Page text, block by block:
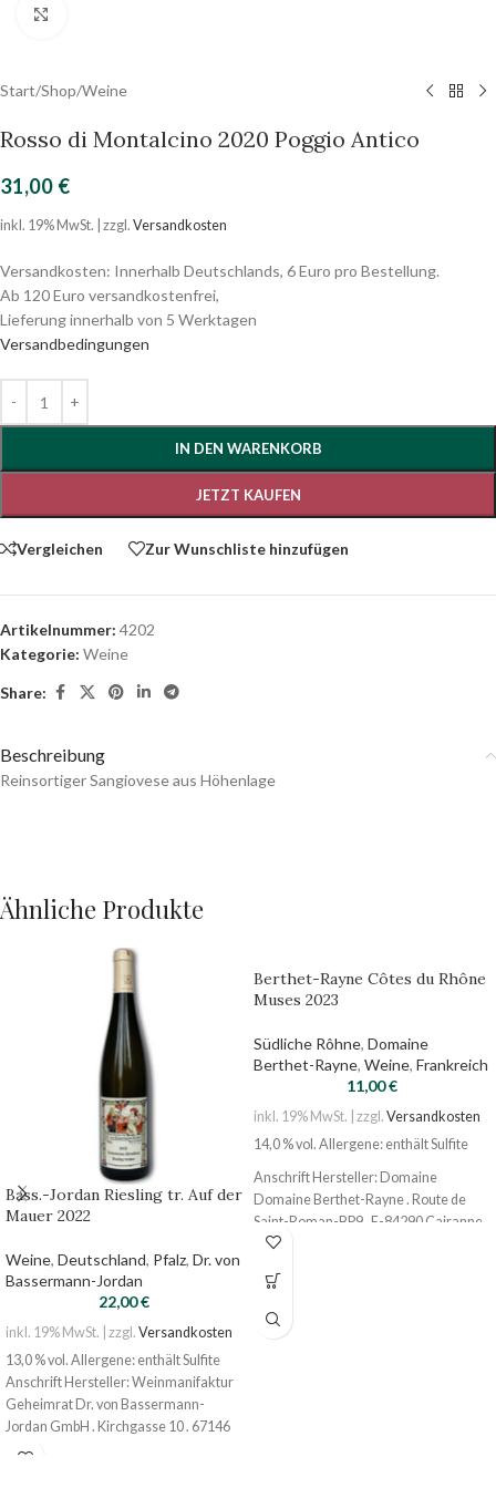
Start/Shop/Weine
Rosso di Montalcino 2020 Poggio Antico
31,00 €
inkl. 19% MwSt. | zzgl. Versandkosten
Versandkosten: Innerhalb Deutschlands, 6 Euro pro Bestellung.
Ab 120 Euro versandkostenfrei,
Lieferung innerhalb von 5 Werktagen
Versandbedingungen
IN DEN WARENKORB
JETZT KAUFEN
Vergleichen Zur Wunschliste hinzufügen
Artikelnummer: 4202
Kategorie: Weine
Share:
Beschreibung
Reinsortiger Sangiovese aus Höhenlage
Ähnliche Produkte
Bass.-Jordan Riesling tr. Auf der
Mauer 2022
Weine, Deutschland, Pfalz, Dr. von
Bassermann-Jordan
22,00€
inkl. 19% MwSt. | zzgl. Versandkosten
13,0 % vol. Allergene: enthält Sulfite
Anschrift Hersteller: Weinmanifaktur
Geheimrat Dr. von Bassermann-
Jordan GmbH . Kirchgasse 10 . 67146
Deidesheim
Berthet-Rayne Côtes du Rhône
Muses 2023
Südliche Rôhne, Domaine
Berthet-Rayne, Weine, Frankreich
11,00€
inkl. 19% MwSt. | zzgl. Versandkosten
14,0 % vol. Allergene: enthält Sulfite
Anschrift Hersteller: Domaine
Domaine Berthet-Rayne . Route de
Saint-Roman-BP9 . F-84290 Cairanne